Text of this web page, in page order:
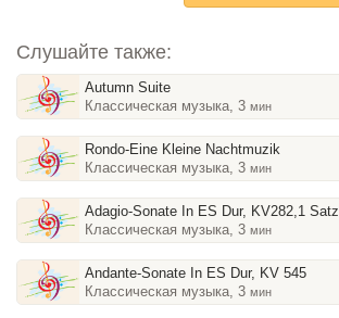
Слушайте также:
Autumn Suite
Классическая музыка, 3мин
Rondo-Eine Kleine Nachtmuzik
Классическая музыка, 3мин
Adagio-Sonate In ES Dur, KV282,1 Satz
Классическая музыка, 3мин
Andante-Sonate In ES Dur, KV 545
Классическая музыка, 3мин